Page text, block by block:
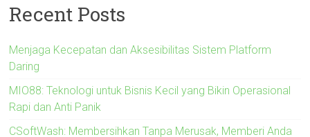
Recent Posts
Menjaga Kecepatan dan Aksesibilitas Sistem Platform
Daring
MIO88: Teknologi untuk Bisnis Kecil yang Bikin Operasional
Rapi dan Anti Panik
CSoftWash: Membersihkan Tanpa Merusak, Memberi Anda